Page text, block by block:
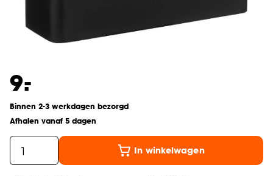
9.
-
Binnen 2-3 werkdagen bezorgd
Afhalen vanaf 5 dagen
In winkelwagen